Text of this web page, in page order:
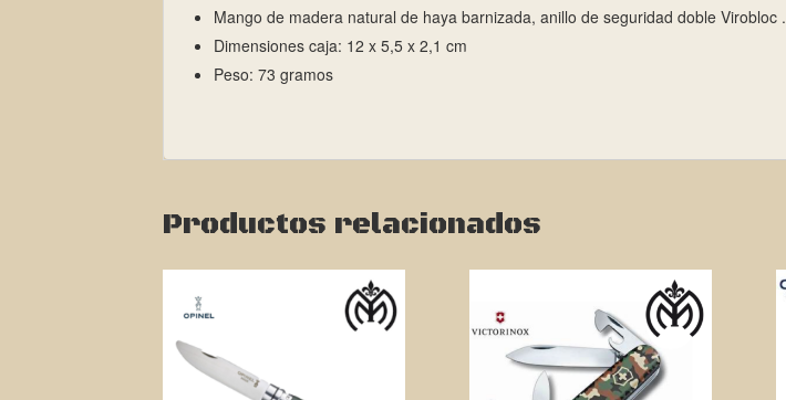
Mango de madera natural de haya barnizada, anillo de seguridad doble Virobloc .
Dimensiones caja: 12 x 5,5 x 2,1 cm
Peso: 73 gramos
Productos relacionados